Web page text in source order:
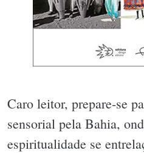
Caro leitor, prepare-se
sensorial pela Bahia,
espiritualidade se